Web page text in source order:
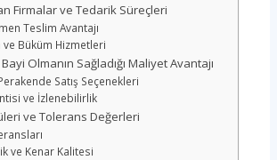
Firmalar ve Tedarik Süreçleri
Teslim Avantajı
ve Büküm Hizmetleri
Olmanın Sağladığı Maliyet Avantajı
Satış Seçenekleri
ve İzlenebilirlik
ve Tolerans Değerleri
ve Kenar Kalitesi